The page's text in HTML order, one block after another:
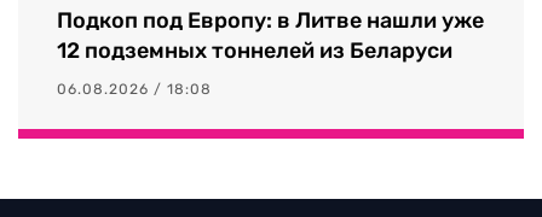
Подкоп под Европу: в Литве нашли уже
12 подземных тоннелей из Беларуси
06.08.2026 / 18:08